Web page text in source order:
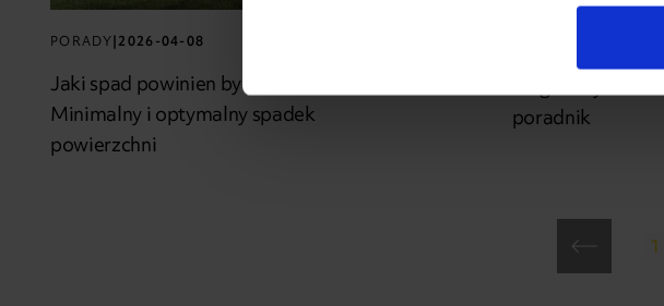
PORADY 2026-04-08
Jaki spad powinien być na tarasie?
Minimalny i optymalny spadek
powierzchni
|
poradnik
1